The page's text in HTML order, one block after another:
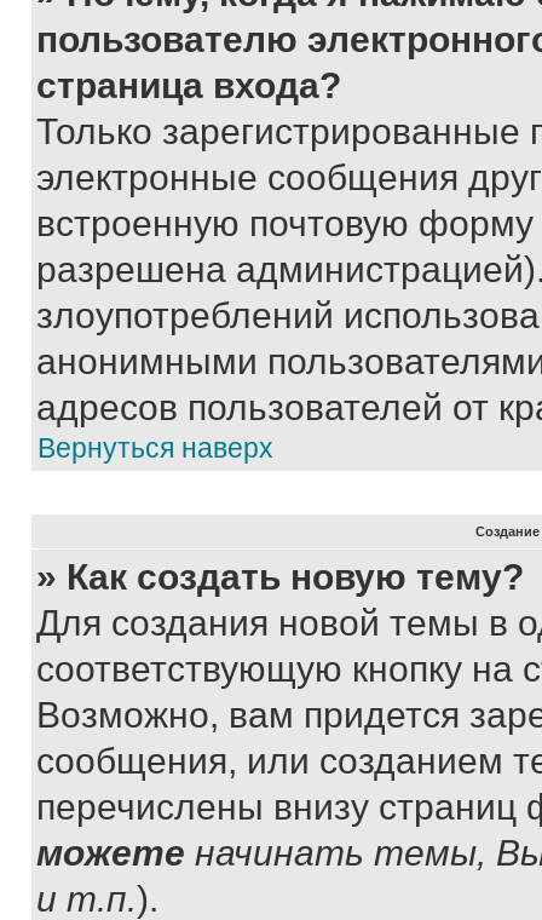
пользователю
страница входа?
Только зарегистрированные
электронные сообщения
встроенную почтовую
разрешена
злоупотреблений
анонимными
адресов пользователей от
Вернуться наверх
» Как создать новую тему?
Для создания новой темы в
соответствующую кнопку
Возможно, вам придется
сообщения, или созданием
перечислены внизу
можете начинать темы,
и т.п.).